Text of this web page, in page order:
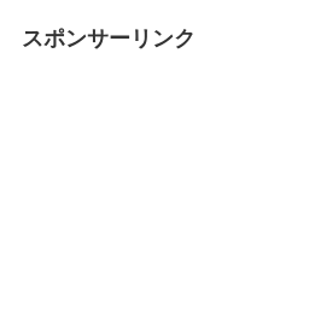
スポンサーリンク